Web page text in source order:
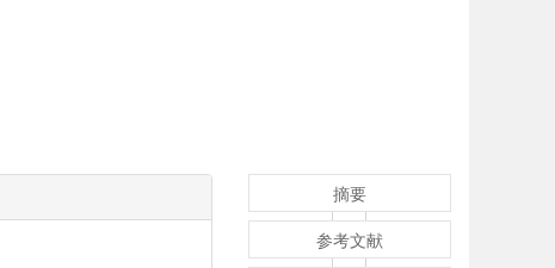
摘要
参考文献